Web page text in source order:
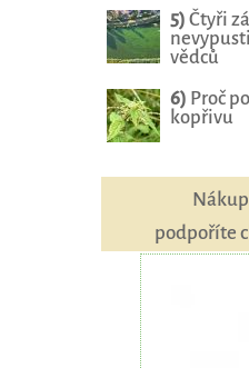
5) Čtyři
vědců
6) Proč
kopřivu
podpoříte